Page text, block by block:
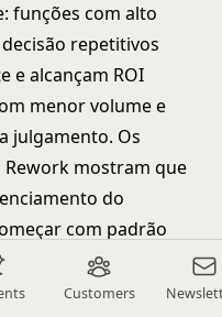
Customers
funções com alto
repetitivos
e alcançam ROI
menor volume e
julgamento. Os
mostram que
do
com padrão
padrão dependente
alcançam